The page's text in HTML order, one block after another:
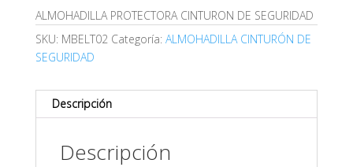
ALMOHADILLA PROTECTORA CINTURON DE SEGURIDAD
SKU: MBELT02 Categoría: ALMOHADILLA CINTURÓN DE
SEGURIDAD
Descripción
Descripción